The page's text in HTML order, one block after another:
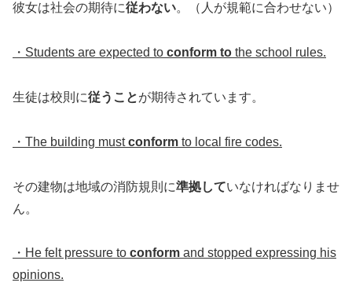
彼女は社会の期待に従わない。（人が規範に合わせない）
・Students are expected to conform to the school rules.
生徒は校則に従うことが期待されています。
・The building mustconform to local fire codes.
その建物は地域の消防規則に準拠していなければなりませ
ん。
・He felt pressure to conform and stopped expressing his
opinions.